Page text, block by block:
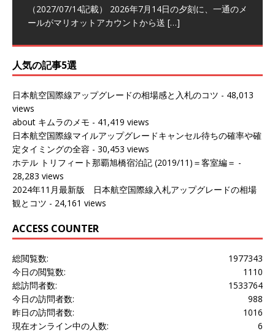
（2027/07/14記載） 2026年7月14日の夕刻に、一通のメ
ールがマリオットアカウントから送 […]
（2026/03/31記載） 2026年1月上旬にバンコク経由でチ
ェンマイに行く際に利用した。 バン[…]
～バンコクの移動の際に再びこちらの[…]
ェンマイに向かう際に利用した。 今[…]
人気の記事5選
日本航空国際線アップグレードの相場感と入札のコツ - 48,013
views
about キムラのメモ - 41,419 views
日本航空国際線マイルアップグレードキャンセル待ちの確率や確
定タイミングの全容 - 30,453 views
ホテル トリフィート那覇旭橋宿泊記 (2019/11)＝客室編＝ -
28,283 views
2024年11月最新版 日本航空国際線入札アップグレードの相場
観とコツ - 24,161 views
ACCESS COUNTER
1977343
総閲覧数:
1110
今日の閲覧数:
1533764
総訪問者数:
988
今日の訪問者数:
1016
昨日の訪問者数:
6
現在オンライン中の人数: